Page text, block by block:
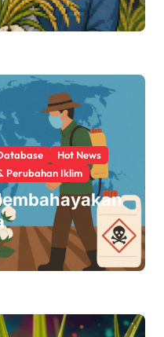
Hot News
Perubahan Iklim